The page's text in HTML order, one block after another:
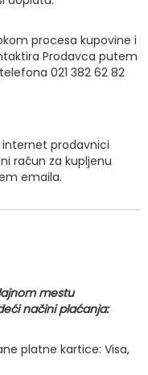
procesa kupovine i
Prodavca putem
021 382 62 82
internet prodavnici
račun za kupljenu
emaila.
mestu
načini plaćanja:
platne kartice: Visa,